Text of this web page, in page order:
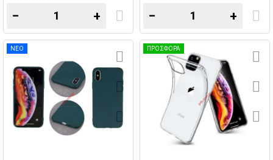
− + − +
ΝΕΟ ΠΡΟΣΦΟΡΑ